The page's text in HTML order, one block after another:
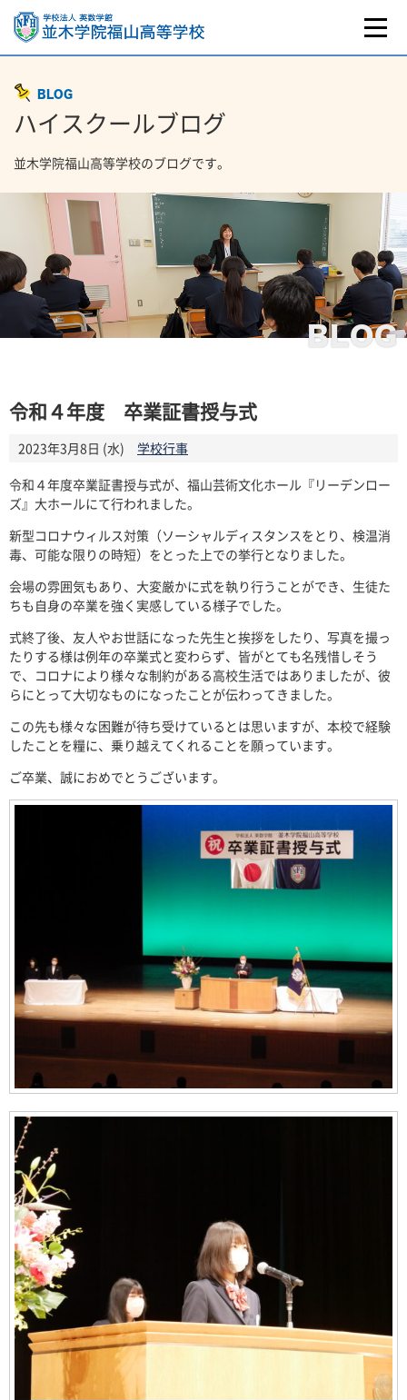
BLOG
BLOG
ハイスクールブログ
並木学院福山高等学校のブログです。
令和４年度 卒業証書授与式
2023年3月8日 (水)
学校行事
令和４年度卒業証書授与式が、福山芸術文化ホール『リーデンロー
ズ』大ホールにて行われました。
新型コロナウィルス対策（ソーシャルディスタンスをとり、検温消
毒、可能な限りの時短）をとった上での挙行となりました。
会場の雰囲気もあり、大変厳かに式を執り行うことができ、生徒た
ちも自身の卒業を強く実感している様子でした。
式終了後、友人やお世話になった先生と挨拶をしたり、写真を撮っ
たりする様は例年の卒業式と変わらず、皆がとても名残惜しそう
で、コロナにより様々な制約がある高校生活ではありましたが、彼
らにとって大切なものになったことが伝わってきました。
この先も様々な困難が待ち受けているとは思いますが、本校で経験
したことを糧に、乗り越えてくれることを願っています。
ご卒業、誠におめでとうございます。